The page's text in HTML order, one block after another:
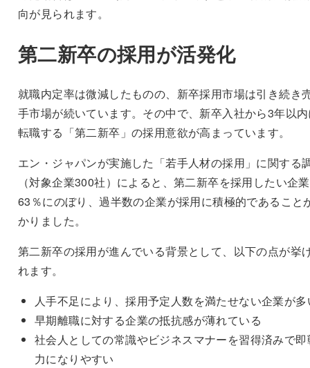
向が見られます。
第二新卒の採用が活発化
就職内定率は微減したものの、新卒採用市場は引き続き
手市場が続いています。その中で、新卒入社から3年以
転職する「第二新卒」の採用意欲が高まっています。
エン・ジャパンが実施した「若手人材の採用」に関する
（対象企業300社）によると、第二新卒を採用したい企
63％にのぼり、過半数の企業が採用に積極的であること
かりました。
第二新卒の採用が進んでいる背景として、以下の点が挙
れます。
人手不足により、採用予定人数を満たせない企業が多
早期離職に対する企業の抵抗感が薄れている
社会人としての常識やビジネスマナーを習得済みで即
力になりやすい